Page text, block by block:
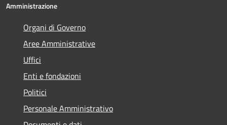
Amministrazione
Organi di Governo
Aree Amministrative
Uffici
Enti e fondazioni
Politici
Personale Amministrativo